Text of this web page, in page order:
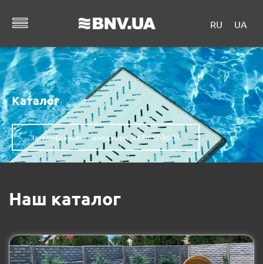
RU UA
Каталог
Зателефонувати менеджеру: (067)617-80-75
Наш каталог